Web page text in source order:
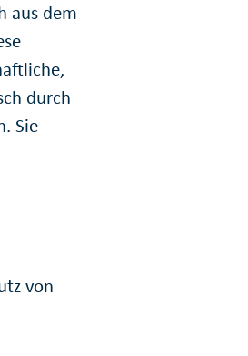
aus dem
durch
Sie
von